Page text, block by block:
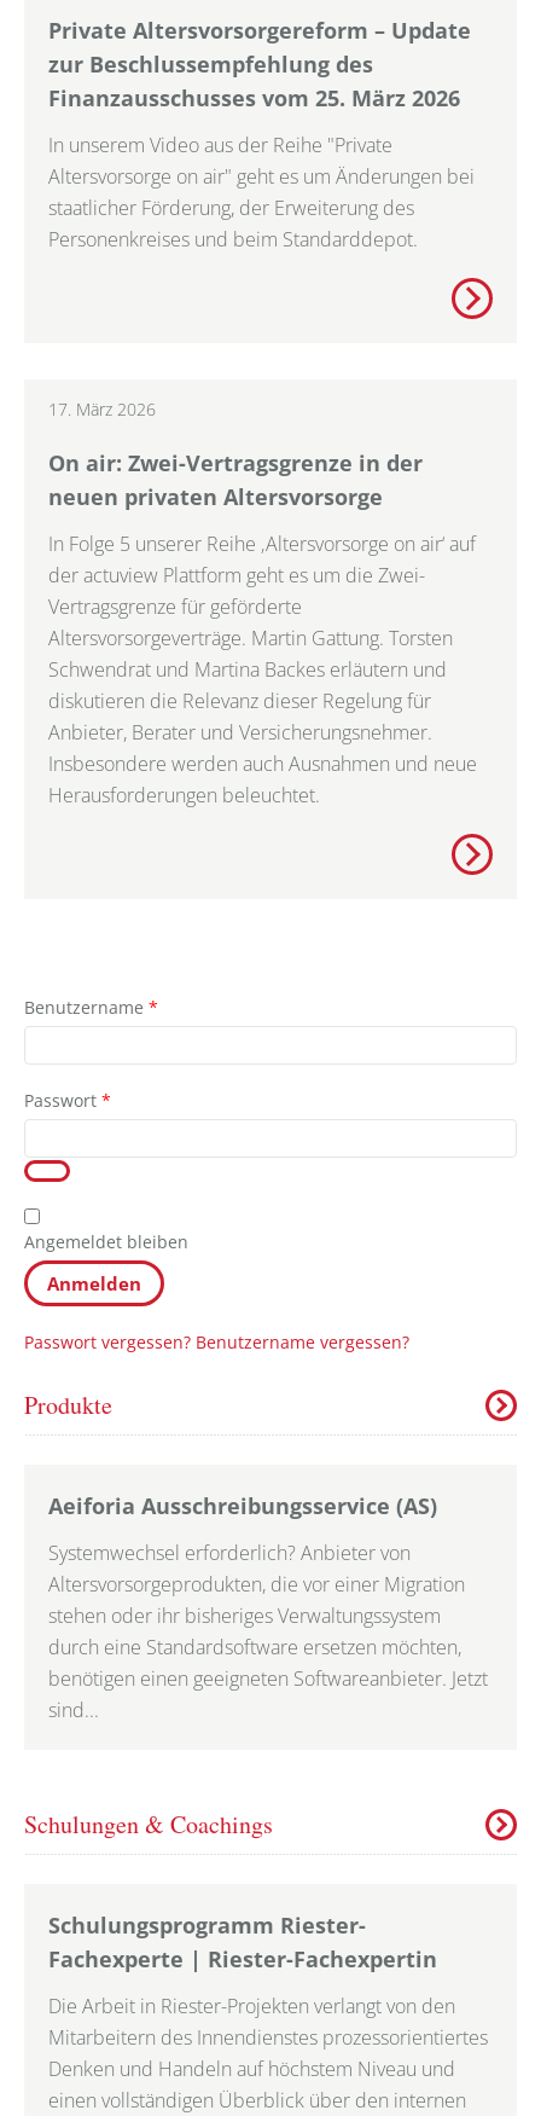
Private Altersvorsorgereform – Update
zur Beschlussempfehlung des
Finanzausschusses vom 25. März 2026
In unserem Video aus der Reihe "Private
Altersvorsorge on air" geht es um Änderungen bei
staatlicher Förderung, der Erweiterung des
Personenkreises und beim Standarddepot.
17. März 2026
On air: Zwei-Vertragsgrenze in der
neuen privaten Altersvorsorge
In Folge 5 unserer Reihe ‚Altersvorsorge on air‘ auf
der actuview Plattform geht es um die Zwei-
Vertragsgrenze für geförderte
Altersvorsorgeverträge. Martin Gattung. Torsten
Schwendrat und Martina Backes erläutern und
diskutieren die Relevanz dieser Regelung für
Anbieter, Berater und Versicherungsnehmer.
Insbesondere werden auch Ausnahmen und neue
Herausforderungen beleuchtet.
Benutzername *
Passwort *
Angemeldet bleiben
Anmelden
Passwort vergessen? Benutzername vergessen?
Produkte
Aeiforia Ausschreibungsservice (AS)
Systemwechsel erforderlich? Anbieter von
Altersvorsorgeprodukten, die vor einer Migration
stehen oder ihr bisheriges Verwaltungssystem
durch eine Standardsoftware ersetzen möchten,
benötigen einen geeigneten Softwareanbieter. Jetzt
sind...
Schulungen & Coachings
Schulungsprogramm Riester-
Fachexperte | Riester-Fachexpertin
Die Arbeit in Riester-Projekten verlangt von den
Mitarbeitern des Innendienstes prozessorientiertes
Denken und Handeln auf höchstem Niveau und
einen vollständigen Überblick über den internen